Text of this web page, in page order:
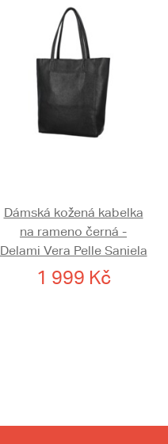
Dámská kožená kabelka
na rameno černá -
Delami Vera Pelle Saniela
1 999 Kč